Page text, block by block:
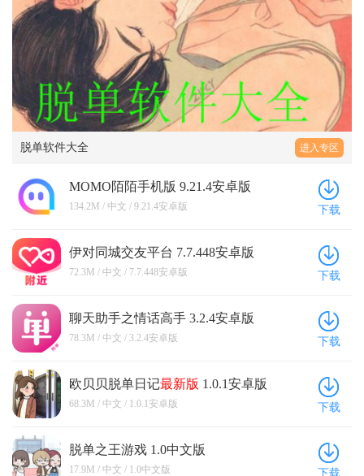
脱单软件大全 进入专区
MOMO陌陌手机版 9.21.4安卓版
134.2M / 中文 / 9.21.4安卓版 下载
伊对同城交友平台 7.7.448安卓版
72.3M / 中文 / 7.7.448安卓版 下载
聊天助手之情话高手 3.2.4安卓版
78.3M / 中文 / 3.2.4安卓版 下载
欧贝贝脱单日记最新版 1.0.1安卓版
68.3M / 中文 / 1.0.1安卓版 下载
脱单之王游戏 1.0中文版
17.9M / 中文 / 1.0中文版 下载